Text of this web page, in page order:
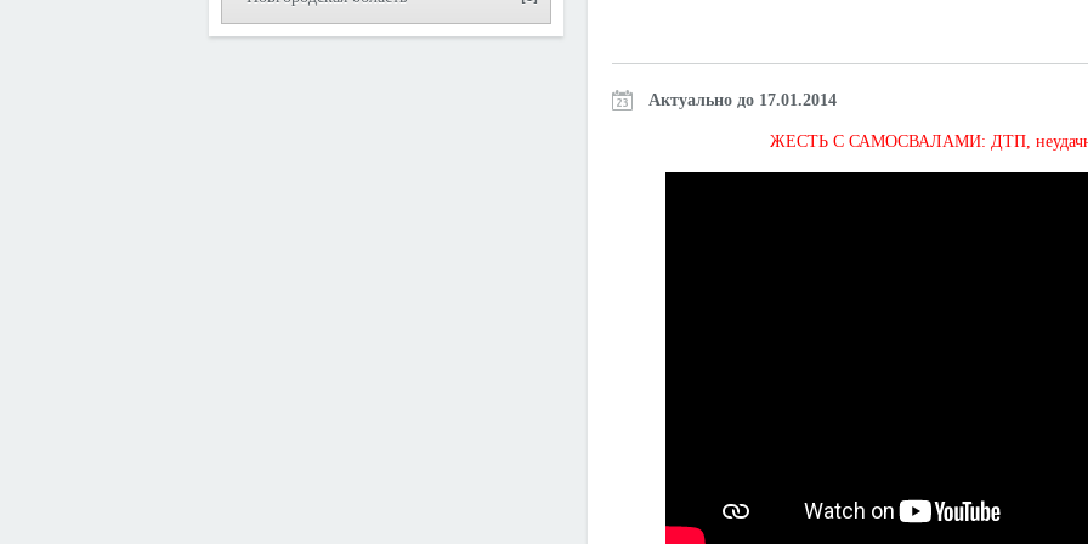
Актуально до 17.01.2014
ЖЕСТЬ С САМОСВАЛАМИ: ДТП,